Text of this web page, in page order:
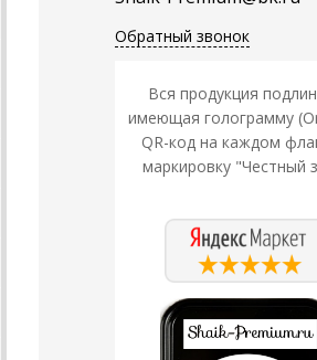
Обратный звонок
Вся продукция
имеющая голограмму
QR-код на каждом
маркировку "Честный